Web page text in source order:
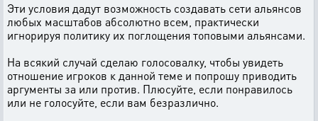
Эти условия дадут возможность создавать сети альянсов
любых масштабов абсолютно всем, практически
игнорируя политику их поглощения топовыми альянсами.
На всякий случай сделаю голосовалку, чтобы увидеть
отношение игроков к данной теме и попрошу приводить
аргументы за или против. Плюсуйте, если понравилось
или не голосуйте, если вам безразлично.